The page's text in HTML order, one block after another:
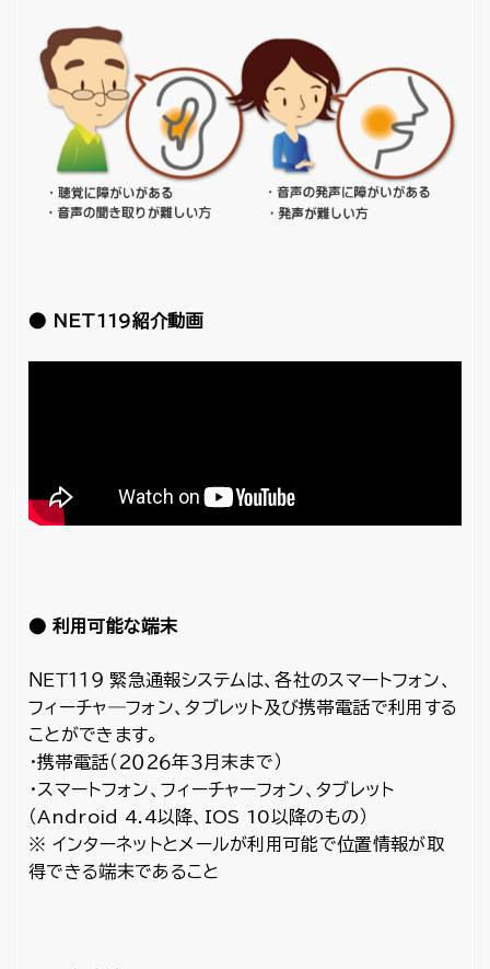
● NET119紹介動画
● 利用可能な端末
ＮＥＴ１１９ 緊急通報システムは、各社のスマートフォン、
フィーチャ―フォン、タブレット及び携帯電話で利用する
ことができます。
・携帯電話（２０２６年３月末まで）
・スマートフォン、フィーチャーフォン、タブレット
（Android 4.4以降、IOS 10以降のもの）
※ インターネットとメールが利用可能で位置情報が取
得できる端末であること